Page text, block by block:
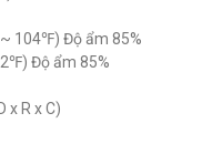
104℉) Độ ẩm 85%
Độ ẩm 85%
x R x C)